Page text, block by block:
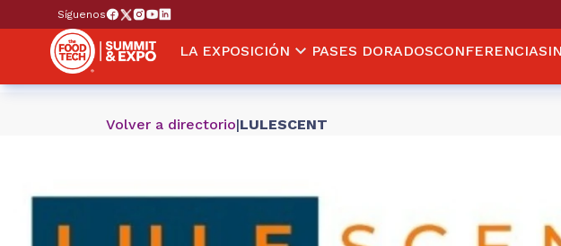
Síguenos
LA EXPOSICIÓN PASES DORADOSCONFERENCIAS
Volver a directorio|LULESCENT